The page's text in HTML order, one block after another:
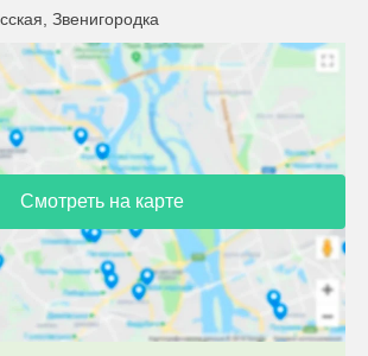
Звенигородка
Смотреть на карте